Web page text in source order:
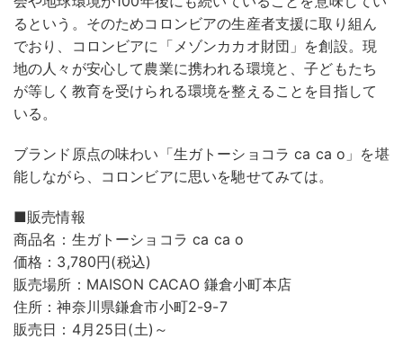
るという。そのためコロンビアの生産者支援に取り組ん
でおり、コロンビアに「メゾンカカオ財団」を創設。現
地の人々が安心して農業に携われる環境と、子どもたち
が等しく教育を受けられる環境を整えることを目指して
いる。
ブランド原点の味わい「生ガトーショコラ ca ca o」を堪
能しながら、コロンビアに思いを馳せてみては。
■販売情報
商品名：生ガトーショコラ ca ca o
価格：3,780円(税込)
販売場所：MAISON CACAO 鎌倉小町本店
住所：神奈川県鎌倉市小町2-9-7
販売日：4月25日(土)～